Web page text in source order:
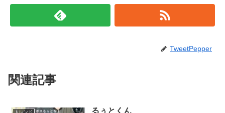
TweetPepper
関連記事
るぅとくん